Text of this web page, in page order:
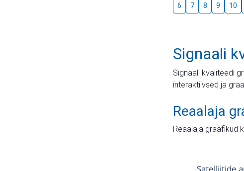
6 7 8 9 10
Signaali
Signaali kvaliteedi
interaktiivsed ja
Reaalaja
Reaalaja graafikud